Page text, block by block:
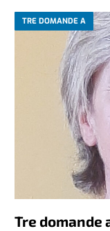
TRE DOMANDE A
Tre